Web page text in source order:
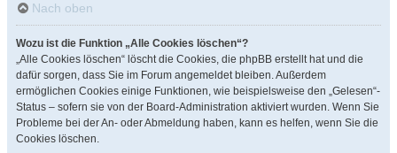
Nach oben
Wozu ist die Funktion „Alle Cookies löschen“?
„Alle Cookies löschen“ löscht die Cookies, die phpBB erstellt hat und die
dafür sorgen, dass Sie im Forum angemeldet bleiben. Außerdem
ermöglichen Cookies einige Funktionen, wie beispielsweise den „Gelesen“-
Status – sofern sie von der Board-Administration aktiviert wurden. Wenn Sie
Probleme bei der An- oder Abmeldung haben, kann es helfen, wenn Sie die
Cookies löschen.